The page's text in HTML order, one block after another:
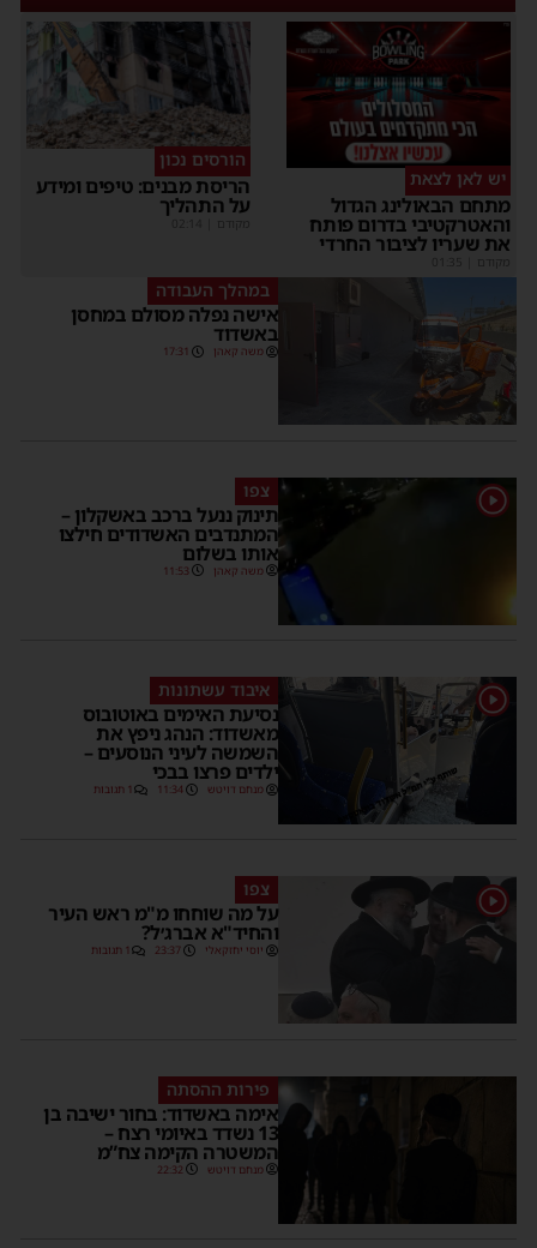
יש לאן לצאת
מתחם הבאולינג הגדול
והאטרקטיבי בדרום פותח
את שעריו לציבור החרדי
מקודם
הורסים נכון
הריסת מבנים: טיפים ומידע
על התהליך
מקודם
במהלך העבודה
אישה נפלה מסולם במחסן
באשדוד
משה קאהן 17:31
1 צפו
תינוק ננעל ברכב באשקלון –
המתנדבים האשדודים חילצו
אותו בשלום
משה קאהן 11:53
1 איבוד עשתונות
נסיעת האימים באוטובוס
מאשדוד: הנהג ניפץ את
השמשה לעיני הנוסעים –
ילדים פרצו בבכי
מנחם דויטש 11:34 1 תגובות
1 צפו
על מה שוחחו מ"מ ראש העיר
והחיד"א אברג׳ל?
יוסי יחזקאלי 23:37 1 תגובות
פירות ההסתה
אימה באשדוד: בחור ישיבה בן
13 נשדד באיומי רצח –
המשטרה הקימה צח”מ
מנחם דויטש 22:32